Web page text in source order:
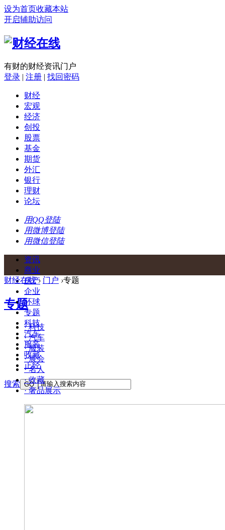
设为首页收藏本站
开启辅助访问
有财的财经资讯门户
登录 | 注册 | 找回密码
财经
宏观
经济
创投
股票
基金
期货
外汇
银行
理财
论坛
用QQ登陆
用微博登陆
用微信登陆
资讯
商业
房产
企业
环球
专题
科技
汽车
服装
收藏
正经
搜索 GO
财经在线 › 门户 ›专题
专题
· 科技
· 汽车
· 服装
· 展会
· 名人
· 收藏
· 奢品展示